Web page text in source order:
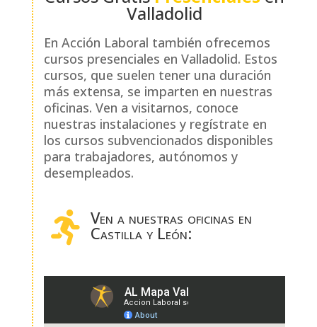
Valladolid
En Acción Laboral también ofrecemos
cursos presenciales en Valladolid. Estos
cursos, que suelen tener una duración
más extensa, se imparten en nuestras
oficinas. Ven a visitarnos, conoce
nuestras instalaciones y regístrate en
los cursos subvencionados disponibles
para trabajadores, autónomos y
desempleados.
 Ven a nuestras oficinas en
Castilla y León: